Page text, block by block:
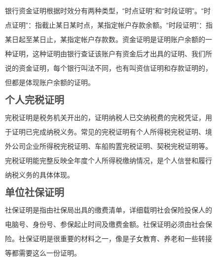
银行资金证明根据时效分有两种类型，“时点证明”和“时段证明”。“时
点证明”：指截止某日某时点，某指定帐户存款余额。“时段证明”：指
某日起至某日止，某指定帐户存款数。资金证明是证明账户余额的一
种证明，这种证明由银行查证该账户有资金后才出具的证明、我们所
说的资金证明，每个银行叫法不同，也有叫资信证明和存款证明的，
但都是体现账户余额的证明。
个人完税证明
完税证明是税务机关开出的，证明纳税人已交纳税费的完税凭证，用
于证明已完成纳税义务。常见的完税证明有个人所得税完税证明、境
外公司企业所得税完税证明、车船购置完税证明、契税完税证明等。
完税证明能完整反映全年度个人所得税缴纳情况，是个人信誉和履行
纳税义务的具体体现。
单位社保证明
社保证明是指由社保局出具的缴费清单，详细载明社会保险投保人的
电脑号、身份号、参保起止时间及缴费金额。社保证明必须由社会保
险。社保证明是很重要的材料之一，像是子女教育、养老和一些转接
等都需要这么一份证明。